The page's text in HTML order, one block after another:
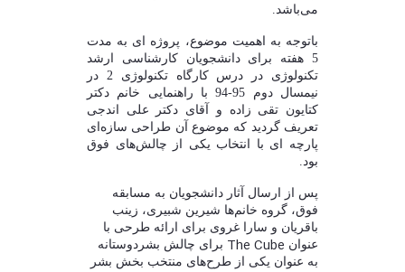
میباشد.
باتوجه به اهمیت موضوع، پروژه ای به مدت
5 هفته برای دانشجویان کارشناسی ارشد
تکنولوژی در درس کارگاه تکنولوژی 2 در
نیمسال دوم 95-94 با راهنمایی خانم دکتر
کتایون تقی زاده و آقای دکتر علی اندجی
تعریف گردید که موضوع آن طراحی سازه ای
پارچه ای با انتخاب یکی از چالشهای فوق
بود.
پس از ارسال آثار دانشجویان به مسابقه
فوق، گروه خانمها شیرین شبیری، زینب
باقریان و سارا غروی برای ارائه طرحی با
عنوان The Cube برای چالش بشردوستانه
به عنوان یکی از طرحهای منتخب بخش بشر